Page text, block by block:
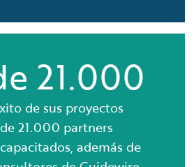
21.000
de sus proyectos
21.000 partners
además de